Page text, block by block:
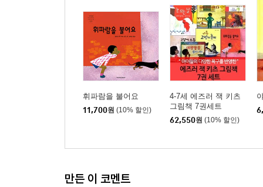
휘파람을 불어요
11,700원 (10% 할인)
4-7세 에즈러 잭 키츠
그림책 7권세트
62,550원 (10% 할인)
만든 이 코멘트